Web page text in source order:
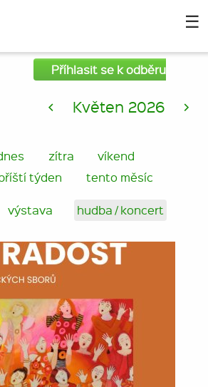
☰
Příhlasit se k odběru
< Květen 2026 >
zítra
víkend
týden tento měsíc
výstava hudba / koncert